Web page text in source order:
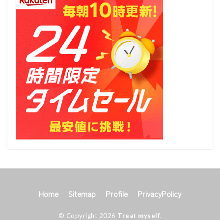
Home Sitemap Profile PrivacyPolicy
© Copyright 2026 Treat myself.